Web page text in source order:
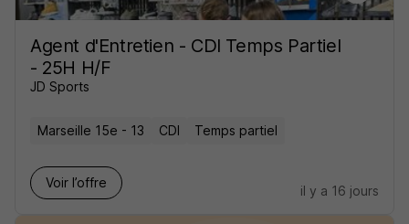
Agent d'Entretien - CDI Temps Partiel
- 25H H/F
JD Sports
Marseille 15e - 13 CDI Temps partiel
Voir l’offre
il y a 16 jours